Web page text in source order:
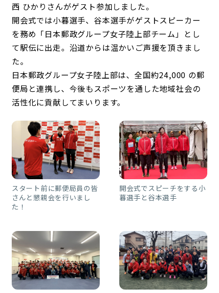
西 ひかりさんがゲスト参加しました。
開会式では小暮選手、谷本選手がゲストスピーカー
を務め「日本郵政グループ女子陸上部チーム」とし
て駅伝に出走。沿道からは温かいご声援を頂きまし
た。
日本郵政グループ女子陸上部は、全国約24,000 の郵
便局と連携し、今後もスポーツを通した地域社会の
活性化に貢献してまいります。
スタート前に郵便局員の皆
さんと懇親会を行いまし
た！
開会式でスピーチをする小
暮選手と谷本選手